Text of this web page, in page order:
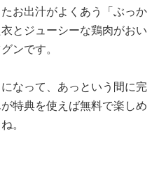
お出汁がよくあう「ぶっか
とジューシーな鶏肉がおい
ンです。
なって、あっという間に完
特典を使えば無料で楽しめ
。